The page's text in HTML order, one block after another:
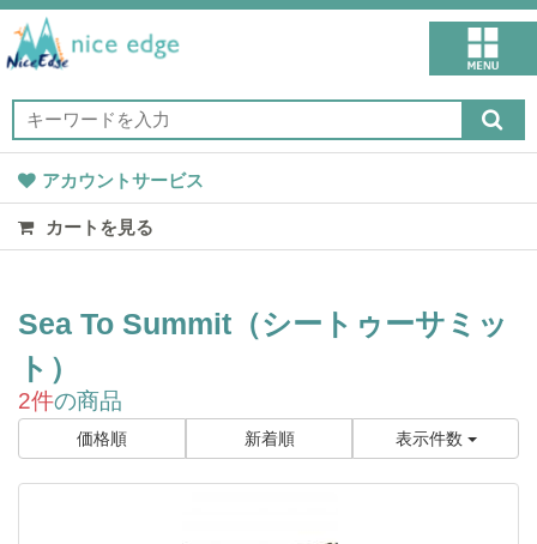
アカウントサービス
カートを見る
Sea To Summit（シートゥーサミッ
ト）
2件の商品
価格順 新着順 表示件数